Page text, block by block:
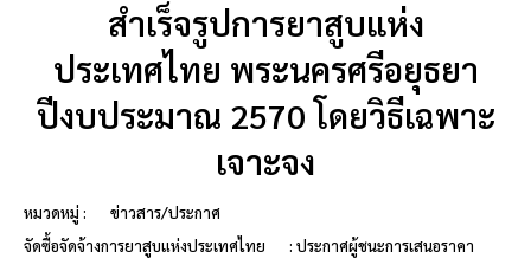
สำเร็จรูปการยาสูบแห่ง
ประเทศไทย พระนครศรีอยุธยา
ปีงบประมาณ 2570 โดยวิธีเฉพาะ
เจาะจง
หมวดหมู่ :
ข่าวสาร/ประกาศ
จัดซื้อจัดจ้างการยาสูบแห่งประเทศไทย
: ประกาศผู้ชนะการเสนอราคา